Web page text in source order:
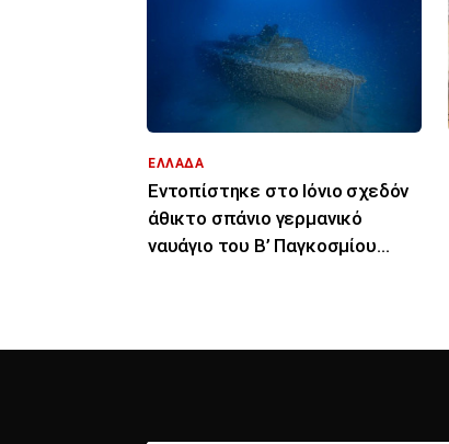
ΕΛΛΑΔΑ
Εντοπίστηκε στο Ιόνιο σχεδόν
άθικτο σπάνιο γερμανικό
ναυάγιο του Β’ Παγκοσμίου